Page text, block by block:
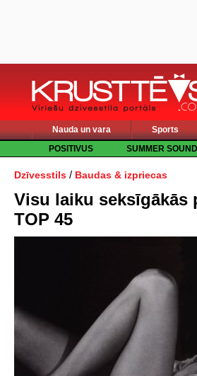
Nauda un vara Sports
POSITIVUS
SUMMER SOUND
Dzīvesstils / Baudas & izpriecas
Visu laiku seksīgākās
TOP 45